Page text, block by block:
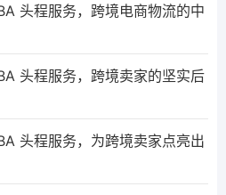
头程服务，跨境电商物流的中
头程服务，跨境卖家的坚实后
头程服务，为跨境卖家点亮出